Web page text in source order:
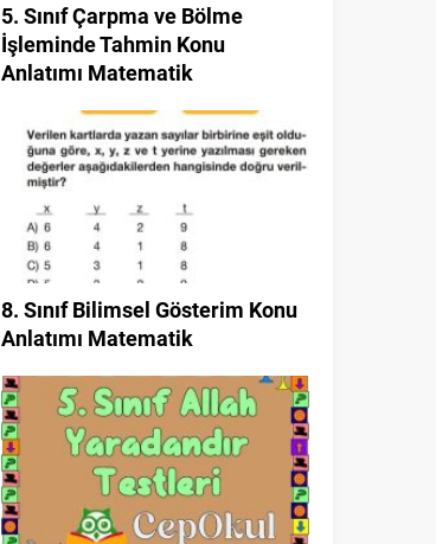
5. Sınıf Çarpma ve Bölme
İşleminde Tahmin Konu
Anlatımı Matematik
8. Sınıf Bilimsel Gösterim Konu
Anlatımı Matematik